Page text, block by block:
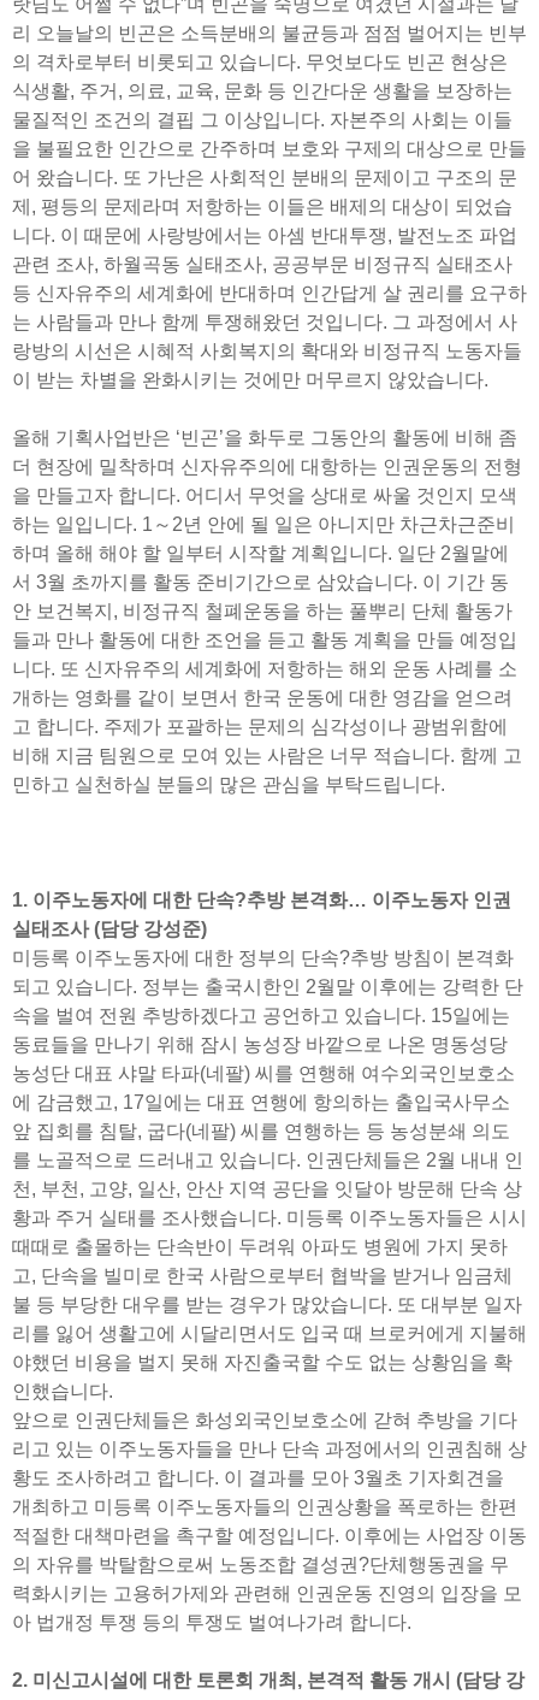
랏님도 어쩔 수 없다”며 빈곤을 숙명으로 여겼던 시절과는 달
리 오늘날의 빈곤은 소득분배의 불균등과 점점 벌어지는 빈부
의 격차로부터 비롯되고 있습니다. 무엇보다도 빈곤 현상은
식생활, 주거, 의료, 교육, 문화 등 인간다운 생활을 보장하는
물질적인 조건의 결핍 그 이상입니다. 자본주의 사회는 이들
을 불필요한 인간으로 간주하며 보호와 구제의 대상으로 만들
어 왔습니다. 또 가난은 사회적인 분배의 문제이고 구조의 문
제, 평등의 문제라며 저항하는 이들은 배제의 대상이 되었습
니다. 이 때문에 사랑방에서는 아셈 반대투쟁, 발전노조 파업
관련 조사, 하월곡동 실태조사, 공공부문 비정규직 실태조사
등 신자유주의 세계화에 반대하며 인간답게 살 권리를 요구하
는 사람들과 만나 함께 투쟁해왔던 것입니다. 그 과정에서 사
랑방의 시선은 시혜적 사회복지의 확대와 비정규직 노동자들
이 받는 차별을 완화시키는 것에만 머무르지 않았습니다.
올해 기획사업반은 ‘빈곤’을 화두로 그동안의 활동에 비해 좀
더 현장에 밀착하며 신자유주의에 대항하는 인권운동의 전형
을 만들고자 합니다. 어디서 무엇을 상대로 싸울 것인지 모색
하는 일입니다. 1～2년 안에 될 일은 아니지만 차근차근준비
하며 올해 해야 할 일부터 시작할 계획입니다. 일단 2월말에
서 3월 초까지를 활동 준비기간으로 삼았습니다. 이 기간 동
안 보건복지, 비정규직 철폐운동을 하는 풀뿌리 단체 활동가
들과 만나 활동에 대한 조언을 듣고 활동 계획을 만들 예정입
니다. 또 신자유주의 세계화에 저항하는 해외 운동 사례를 소
개하는 영화를 같이 보면서 한국 운동에 대한 영감을 얻으려
고 합니다. 주제가 포괄하는 문제의 심각성이나 광범위함에
비해 지금 팀원으로 모여 있는 사람은 너무 적습니다. 함께 고
민하고 실천하실 분들의 많은 관심을 부탁드립니다.
1. 이주노동자에 대한 단속?추방 본격화… 이주노동자 인권
실태조사 (담당 강성준)
미등록 이주노동자에 대한 정부의 단속?추방 방침이 본격화
되고 있습니다. 정부는 출국시한인 2월말 이후에는 강력한 단
속을 벌여 전원 추방하겠다고 공언하고 있습니다. 15일에는
동료들을 만나기 위해 잠시 농성장 바깥으로 나온 명동성당
농성단 대표 샤말 타파(네팔) 씨를 연행해 여수외국인보호소
에 감금했고, 17일에는 대표 연행에 항의하는 출입국사무소
앞 집회를 침탈, 굽다(네팔) 씨를 연행하는 등 농성분쇄 의도
를 노골적으로 드러내고 있습니다. 인권단체들은 2월 내내 인
천, 부천, 고양, 일산, 안산 지역 공단을 잇달아 방문해 단속 상
황과 주거 실태를 조사했습니다. 미등록 이주노동자들은 시시
때때로 출몰하는 단속반이 두려워 아파도 병원에 가지 못하
고, 단속을 빌미로 한국 사람으로부터 협박을 받거나 임금체
불 등 부당한 대우를 받는 경우가 많았습니다. 또 대부분 일자
리를 잃어 생활고에 시달리면서도 입국 때 브로커에게 지불해
야했던 비용을 벌지 못해 자진출국할 수도 없는 상황임을 확
인했습니다.
앞으로 인권단체들은 화성외국인보호소에 갇혀 추방을 기다
리고 있는 이주노동자들을 만나 단속 과정에서의 인권침해 상
황도 조사하려고 합니다. 이 결과를 모아 3월초 기자회견을
개최하고 미등록 이주노동자들의 인권상황을 폭로하는 한편
적절한 대책마련을 촉구할 예정입니다. 이후에는 사업장 이동
의 자유를 박탈함으로써 노동조합 결성권?단체행동권을 무
력화시키는 고용허가제와 관련해 인권운동 진영의 입장을 모
아 법개정 투쟁 등의 투쟁도 벌여나가려 합니다.
2. 미신고시설에 대한 토론회 개최, 본격적 활동 개시 (담당 강